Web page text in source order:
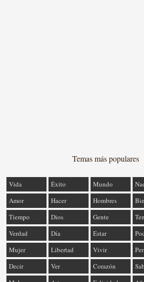
Temas más populares
Vida Éxito Mundo
Amor
Hacer Hombres
Tiempo
Dios Gente
Verdad
Día Estar
Mujer
Libertad Vivir
Decir
Ver Corazón